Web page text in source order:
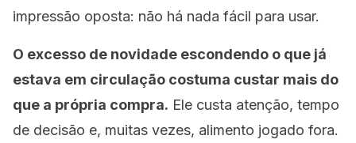
impressão oposta: não há nada fácil para usar.
O excesso de novidade escondendo o que já
estava em circulação costuma custar mais do
que a própria compra. Ele custa atenção, tempo
de decisão e, muitas vezes, alimento jogado fora.